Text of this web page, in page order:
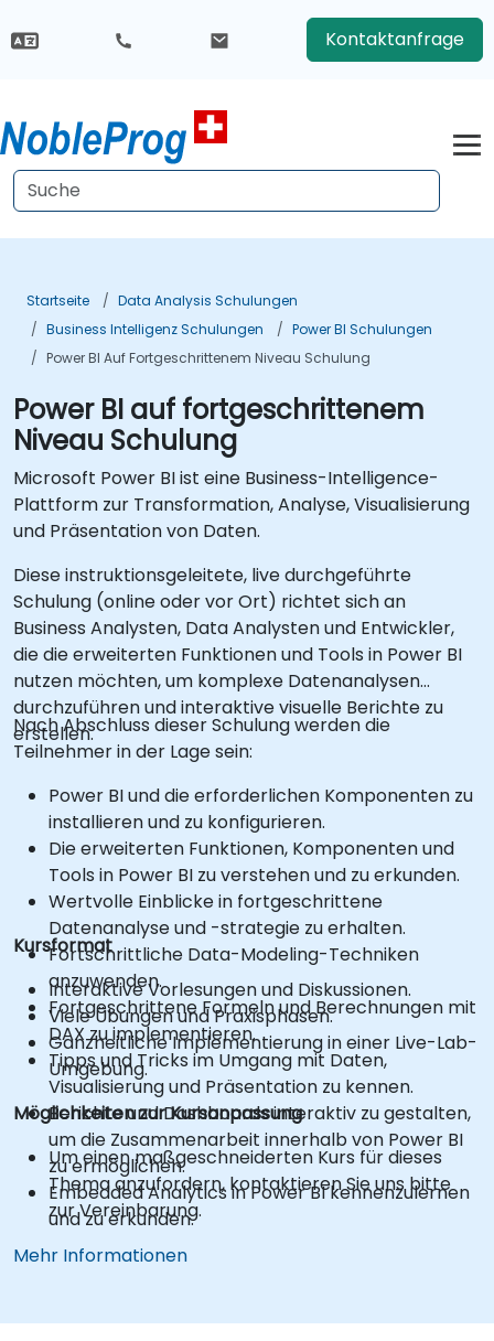
Kontaktanfrage
Startseite
Data Analysis Schulungen
Business Intelligenz Schulungen
Power BI Schulungen
Power BI Auf Fortgeschrittenem Niveau Schulung
Power BI auf fortgeschrittenem
Niveau Schulung
Microsoft Power BI ist eine Business-Intelligence-
Plattform zur Transformation, Analyse, Visualisierung
und Präsentation von Daten.
Diese instruktionsgeleitete, live durchgeführte
Schulung (online oder vor Ort) richtet sich an
Business Analysten, Data Analysten und Entwickler,
die die erweiterten Funktionen und Tools in Power BI
nutzen möchten, um komplexe Datenanalysen
durchzuführen und interaktive visuelle Berichte zu
erstellen.
Nach Abschluss dieser Schulung werden die
Teilnehmer in der Lage sein:
Power BI und die erforderlichen Komponenten zu
installieren und zu konfigurieren.
Die erweiterten Funktionen, Komponenten und
Tools in Power BI zu verstehen und zu erkunden.
Wertvolle Einblicke in fortgeschrittene
Datenanalyse und -strategie zu erhalten.
Fortschrittliche Data-Modeling-Techniken
anzuwenden.
Fortgeschrittene Formeln und Berechnungen mit
DAX zu implementieren.
Tipps und Tricks im Umgang mit Daten,
Visualisierung und Präsentation zu kennen.
Berichte und Dashboards interaktiv zu gestalten,
um die Zusammenarbeit innerhalb von Power BI
zu ermöglichen.
Embedded Analytics in Power BI kennenzulernen
und zu erkunden.
Kursformat
Interaktive Vorlesungen und Diskussionen.
Viele Übungen und Praxisphasen.
Ganzheitliche Implementierung in einer Live-Lab-
Umgebung.
Möglichkeiten zur Kursanpassung
Um einen maßgeschneiderten Kurs für dieses
Thema anzufordern, kontaktieren Sie uns bitte
zur Vereinbarung.
Mehr Informationen